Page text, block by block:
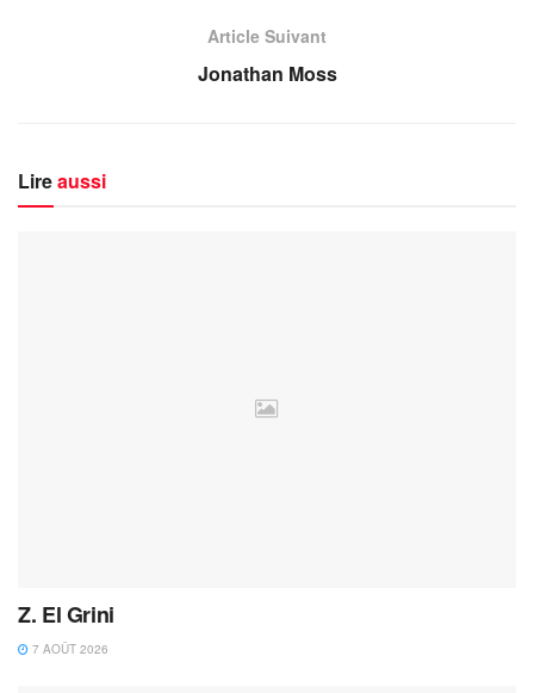
Article Suivant
Jonathan Moss
Lireaussi
Z. El Grini
7 AOÛT 2026